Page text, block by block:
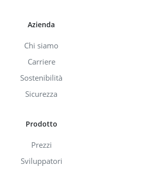
Azienda
Chi siamo
Carriere
Sostenibilità
Sicurezza
Prodotto
Prezzi
Sviluppatori